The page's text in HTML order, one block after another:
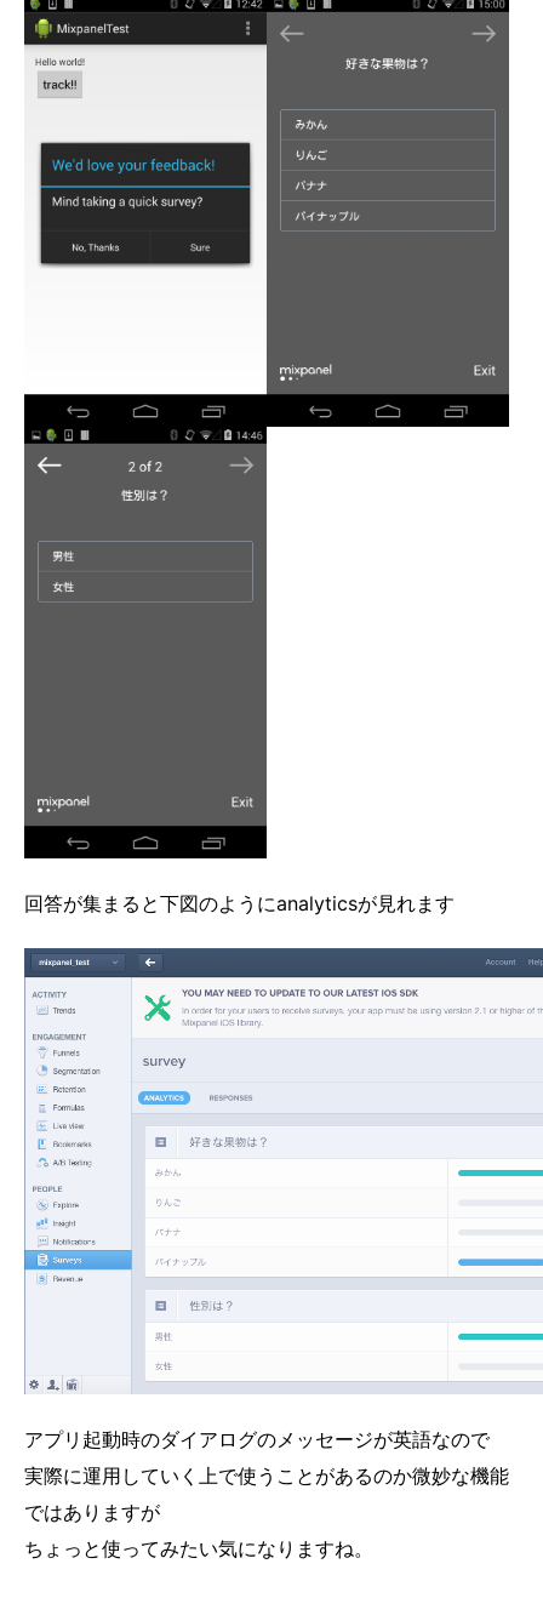
回答が集まると下図のようにanalyticsが見れます
アプリ起動時のダイアログのメッセージが英語なので
実際に運用していく上で使うことがあるのか微妙な機能
ではありますが
ちょっと使ってみたい気になりますね。